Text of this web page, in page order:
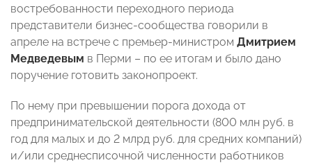
востребованности переходного периода
представители бизнес-сообщества говорили в
апреле на встрече с премьер-министром Дмитрием
Медведевым в Перми – по ее итогам и было дано
поручение готовить законопроект.
По нему при превышении порога дохода от
предпринимательской деятельности (800 млн руб. в
год для малых и до 2 млрд руб. для средних компаний)
и/или среднесписочной численности работников